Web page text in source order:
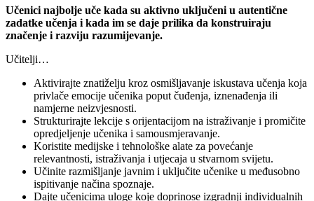
Učenici najbolje uče kada su aktivno uključeni u autentične
zadatke učenja i kada im se daje prilika da konstruiraju
značenje i razviju razumijevanje.
Učitelji…
Aktivirajte znatiželju kroz osmišljavanje iskustava učenja koja
privlače emocije učenika poput čuđenja, iznenađenja ili
namjerne neizvjesnosti.
Strukturirajte lekcije s orijentacijom na istraživanje i promičite
opredjeljenje učenika i samousmjeravanje.
Koristite medijske i tehnološke alate za povećanje
relevantnosti, istraživanja i utjecaja u stvarnom svijetu.
Učinite razmišljanje javnim i uključite učenike u međusobno
ispitivanje načina spoznaje.
Dajte učenicima uloge koje doprinose izgradnji individualnih